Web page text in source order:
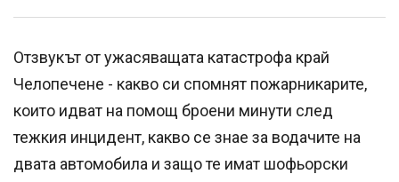
Отзвукът от ужасяващата катастрофа край
Челопечене - какво си спомнят пожарникарите,
които идват на помощ броени минути след
тежкия инцидент, какво се знае за водачите на
двата автомобила и защо те имат шофьорски